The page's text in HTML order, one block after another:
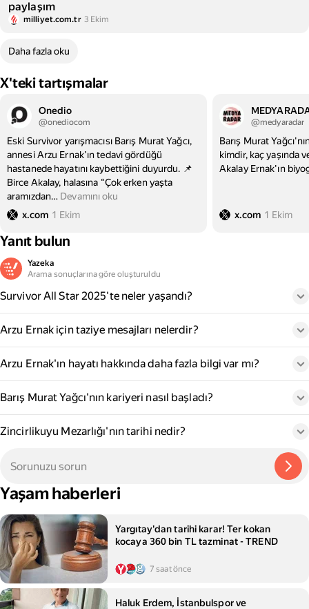
paylaşım
milliyet.com.tr 3 Ekim
Daha fazla oku
X'teki tartışmalar
Onedio
@onediocom
Eski Survivor yarışmacısı Barış Murat Yağcı,
annesi Arzu Ernak’ın tedavi gördüğü
hastanede hayatını kaybettiğini duyurdu. 📌
Birce Akalay, halasına “Çok erken yaşta
aramızdan… Devamını oku
x.com 1 Ekim
@medyaradar
Barış Murat
kimdir, kaç yaşında
Akalay Ernak'ın
x.com 1 Ekim
Yanıt bulun
Yazeka
Arama sonuçlarına göre oluşturuldu
Survivor All Star 2025'te neler yaşandı?
Arzu Ernak için taziye mesajları nelerdir?
Arzu Ernak'ın hayatı hakkında daha fazla bilgi var mı?
Barış Murat Yağcı'nın kariyeri nasıl başladı?
Zincirlikuyu Mezarlığı'nın tarihi nedir?
Yaşam haberleri
Yargıtay'dan tarihi karar! Ter kokan
kocaya 360 bin TL tazminat - TREND
7 saat önce
Haluk Erdem, İstanbulspor ve